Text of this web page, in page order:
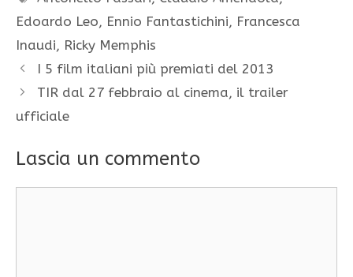
Edoardo Leo, Ennio Fantastichini, Francesca
Inaudi, Ricky Memphis
I 5 film italiani più premiati del 2013
TIR dal 27 febbraio al cinema, il trailer
ufficiale
Lascia un commento